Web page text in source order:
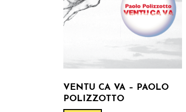
VENTU CA VA – PAOLO
POLIZZOTTO